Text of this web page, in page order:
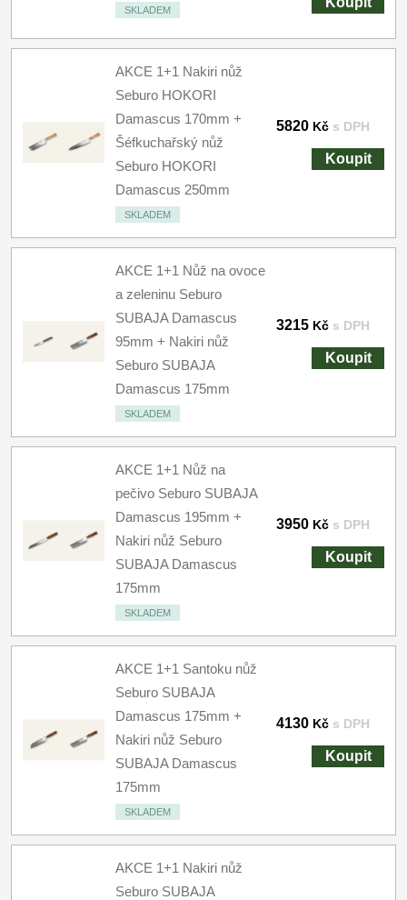
SKLADEM
AKCE 1+1 Nakiri nůž
Seburo HOKORI
Damascus 170mm +
Šéfkuchařský nůž
Seburo HOKORI
Damascus 250mm
SKLADEM
5820 Kč s DPH
Koupit
AKCE 1+1 Nůž na ovoce
a zeleninu Seburo
SUBAJA Damascus
95mm + Nakiri nůž
Seburo SUBAJA
Damascus 175mm
SKLADEM
3215 Kč s DPH
Koupit
AKCE 1+1 Nůž na
pečivo Seburo SUBAJA
Damascus 195mm +
Nakiri nůž Seburo
SUBAJA Damascus
175mm
SKLADEM
3950 Kč s DPH
Koupit
AKCE 1+1 Santoku nůž
Seburo SUBAJA
Damascus 175mm +
Nakiri nůž Seburo
SUBAJA Damascus
175mm
SKLADEM
4130 Kč s DPH
Koupit
AKCE 1+1 Nakiri nůž
Seburo SUBAJA